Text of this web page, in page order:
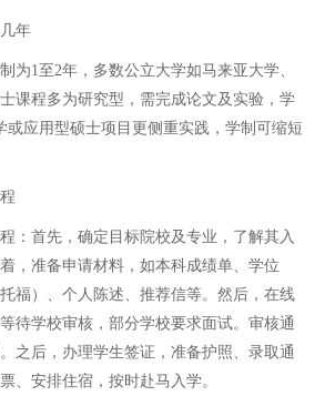
年
为1至2年，多数公立大学如马来亚大学、
课程多为研究型，需完成论文及实验，学
或应用型硕士项目更侧重实践，学制可缩短
：首先，确定目标院校及专业，了解其入
，准备申请材料，如本科成绩单、学位
福）、个人陈述、推荐信等。然后，在线
待学校审核，部分学校要求面试。审核通
之后，办理学生签证，准备护照、录取通
、安排住宿，按时赴马入学。